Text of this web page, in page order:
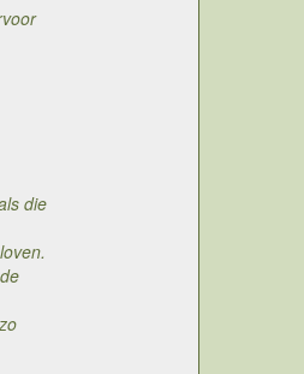
die